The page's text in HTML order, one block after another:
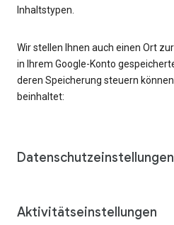
Inhaltstypen.
Wir stellen Ihnen auch einen Ort
in Ihrem Google-Konto
deren Speicherung steuern
beinhaltet:
Datenschutzeinstellungen
Aktivitätseinstellungen